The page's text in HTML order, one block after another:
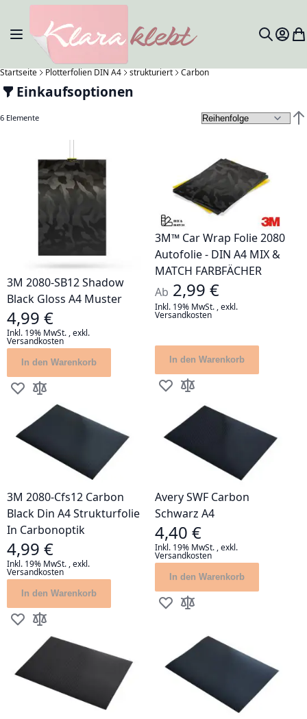
Navigation umschalten
Mein
Startseite Plotterfolien DIN A4 strukturiert Carbon
Einkaufsoptionen
6 Elemente
3M 2080-SB12 Shadow
Black Gloss A4 Muster
4,99 €
Inkl. 19% MwSt. ,exkl.
Versandkosten
In den Warenkorb
Zur Wunschliste hinzufügen
Zur Vergleichsliste hinzufügen
3M™ Car Wrap Folie 2080
Autofolie - DIN A4 MIX &
MATCH FARBFÄCHER
Ab 2,99 €
Inkl. 19% MwSt. ,exkl.
Versandkosten
In den Warenkorb
Zur Wunschliste hinzufügen
Zur Vergleichsliste
3M 2080-Cfs12 Carbon
Black Din A4 Strukturfolie
In Carbonoptik
4,99 €
Inkl. 19% MwSt. ,exkl.
Versandkosten
In den Warenkorb
Zur Wunschliste hinzufügen
Zur Vergleichsliste hinzufügen
Avery SWF Carbon
Schwarz A4
4,40 €
Inkl. 19% MwSt. ,exkl.
Versandkosten
In den Warenkorb
Zur Wunschliste hinzufügen
Zur Vergleichsliste